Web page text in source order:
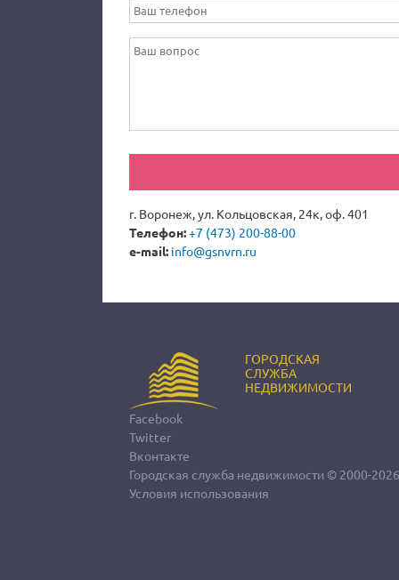
г. Воронеж, ул. Кольцовская, 24к, оф. 401
Телефон:+7 (473) 200-88-00
e-mail: info@gsnvrn.ru
ГОРОДСКАЯ
СЛУЖБА
НЕДВИЖИМОСТИ
Facebook
Twitter
Вконтакте
Городская служба недвижимости © 2000-2026
Условия использования